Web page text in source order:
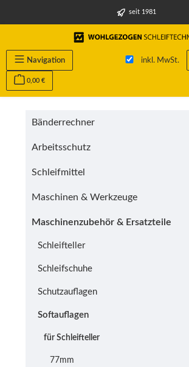
seit 1981
Navigation inkl. MwSt.
0,00 €
Bänderrechner
Arbeitsschutz
Schleifmittel
Maschinen & Werkzeuge
Maschinenzubehör & Ersatzteile
Schleifteller
Schleifschuhe
Schutzauflagen
Softauflagen
für Schleifteller
77mm